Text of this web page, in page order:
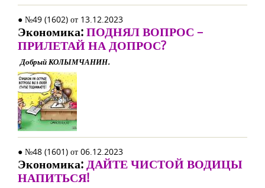
● №49 (1602) от 13.12.2023
Экономика:ПОДНЯЛ ВОПРОС –
ПРИЛЕТАЙ НА ДОПРОС?
Добрый КОЛЫМЧАНИН.
● №48 (1601) от 06.12.2023
Экономика:ДАЙТЕ ЧИСТОЙ ВОДИЦЫ
НАПИТЬСЯ!